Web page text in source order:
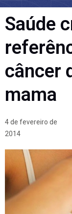
Saúde
câncer
mama
4 de fevereiro de
2014